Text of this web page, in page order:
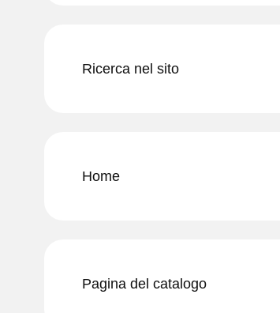
Ricerca nel sito
Home
Pagina del catalogo